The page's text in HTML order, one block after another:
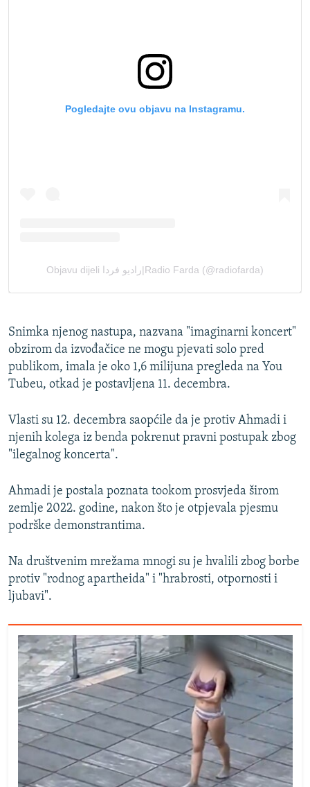
Snimka njenog nastupa, nazvana "imaginarni koncert"
obzirom da izvođačice ne mogu pjevati solo pred
publikom, imala je oko 1,6 milijuna pregleda na You
Tubeu, otkad je postavljena 11. decembra.
Vlasti su 12. decembra saopćile da je protiv Ahmadi i
njenih kolega iz benda pokrenut pravni postupak zbog
"ilegalnog koncerta".
Ahmadi je postala poznata tookom prosvjeda širom
zemlje 2022. godine, nakon što je otpjevala pjesmu
podrške demonstrantima.
Na društvenim mrežama mnogi su je hvalili zbog borbe
protiv "rodnog apartheida" i "hrabrosti, otpornosti i
ljubavi".